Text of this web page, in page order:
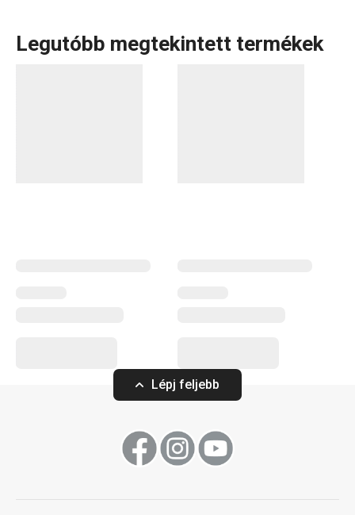
Legutóbb megtekintett termékek
Lépj feljebb